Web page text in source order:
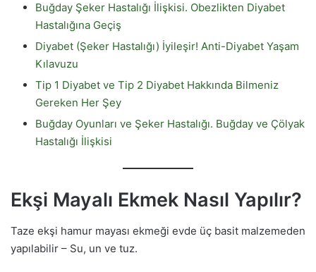
Buğday Şeker Hastalığı İlişkisi. Obezlikten Diyabet
Hastalığına Geçiş
Diyabet (Şeker Hastalığı) İyileşir! Anti-Diyabet Yaşam
Kılavuzu
Tip 1 Diyabet ve Tip 2 Diyabet Hakkında Bilmeniz
Gereken Her Şey
Buğday Oyunları ve Şeker Hastalığı. Buğday ve Çölyak
Hastalığı İlişkisi
Ekşi Mayalı Ekmek Nasıl Yapılır?
Taze ekşi hamur mayası ekmeği evde üç basit malzemeden
yapılabilir – Su, un ve tuz.